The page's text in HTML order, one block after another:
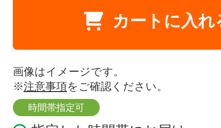
カートに入れ
画像はイメージです。
※注意事項をご確認ください。
時間帯指定可